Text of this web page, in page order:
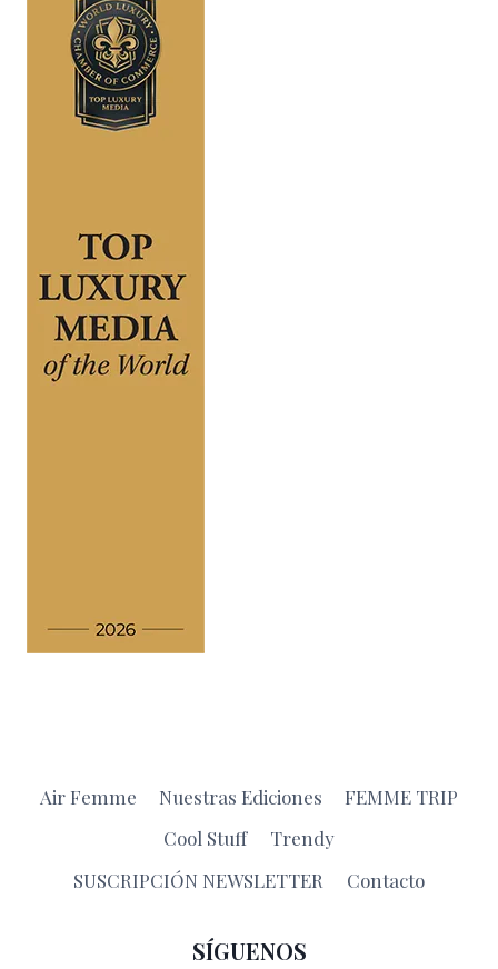
Air Femme Nuestras Ediciones
FEMME TRIP
Cool Stuff
Trendy
SUSCRIPCIÓN NEWSLETTER
Contacto
SÍGUENOS